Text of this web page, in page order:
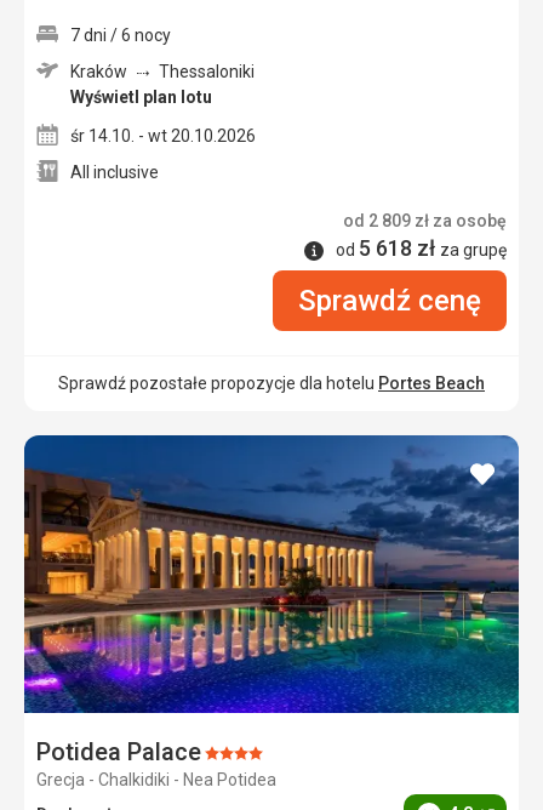
7 dni / 6 nocy
Kraków
Thessaloniki
Wyświetl plan lotu
śr 14.10. - wt 20.10.2026
All inclusive
od 2 809 zł za osobę
Informacje
od 5 618 zł za grupę
Sprawdź cenę
Sprawdź pozostałe propozycje dla hotelu Portes Beach
Potidea PalaceOcena:
4/5
Grecja - Chalkidiki - Nea Potidea
dodaj
do